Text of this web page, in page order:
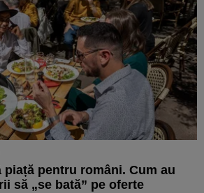
piață pentru români. Cum au
să „se bată” pe oferte